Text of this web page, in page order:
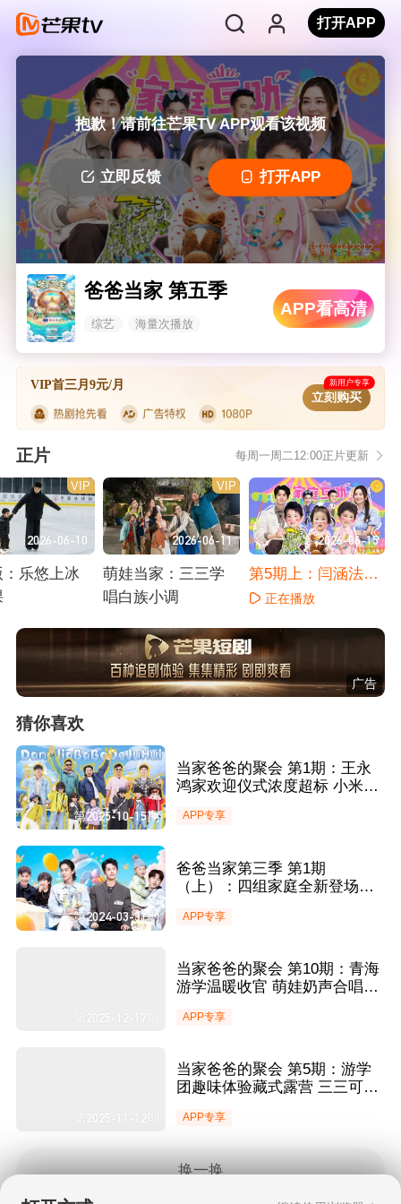
打开APP
抱歉！请前往芒果TV APP观看该视频
立即反馈 打开APP
错误码: 042312
爸爸当家 第五季
综艺 海量次播放
APP看高清
VIP首三月9元/月 新用户专享
立刻购买
正片 每周一周二12:00正片更新
2026-06-10
VIP
乐悠上冰
2026-06-11
VIP
萌娃当家：三三学
唱白族小调
2026-06-15
第5期上：闫涵法特
互助带娃
正在播放
广告
猜你喜欢
第2025-10-15期
当家爸爸的聚会 第1期：王永
鸿家欢迎仪式浓度超标 小米小
APP专享
第2024-03-31期
爸爸当家第三季 第1期
（上）：四组家庭全新登场！
APP专享
第2025-12-17期
当家爸爸的聚会 第10期：青海
游学温暖收官 萌娃奶声合唱
APP专享
第2025-11-12期
当家爸爸的聚会 第5期：游学
团趣味体验藏式露营 三三可乐
APP专享
换一换